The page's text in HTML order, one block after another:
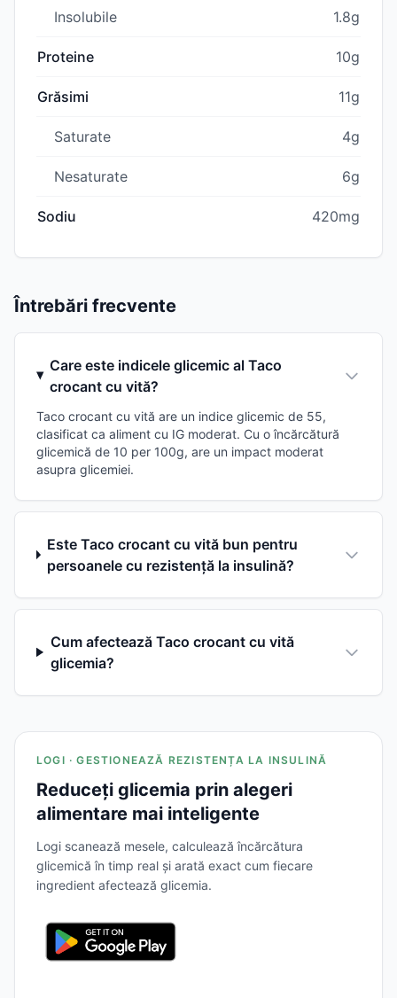
Insolubile 1.8g
Proteine 10g
Grăsimi 11g
Saturate 4g
Nesaturate 6g
Sodiu 420mg
Întrebări frecvente
Care este indicele glicemic al Taco
crocant cu vită?
Taco crocant cu vită are un indice glicemic de 55,
clasificat ca aliment cu IG moderat. Cu o încărcătură
glicemică de 10 per 100g, are un impact moderat
asupra glicemiei.
Este Taco crocant cu vită bun pentru
persoanele cu rezistență la insulină?
Cum afectează Taco crocant cu vită
glicemia?
LOGI · GESTIONEAZĂ REZISTENȚA LA INSULINĂ
Reduceți glicemia prin alegeri
alimentare mai inteligente
Logi scanează mesele, calculează încărcătura
glicemică în timp real și arată exact cum fiecare
ingredient afectează glicemia.